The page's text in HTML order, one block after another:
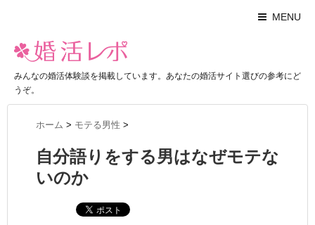
MENU
みんなの婚活体験談を掲載しています。あなたの婚活サイト選びの参考にど
うぞ。
ホーム > モテる男性 >
自分語りをする男はなぜモテな
いのか